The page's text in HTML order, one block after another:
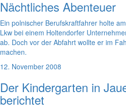
Nächtliches Abenteuer
Ein polnischer Berufskraftfahrer holte
Lkw bei einem Holtendorfer
ab. Doch vor der Abfahrt wollte er im
machen.
12. November 2008
Der Kindergarten in
berichtet